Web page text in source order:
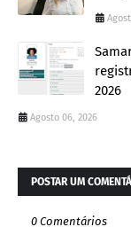
2026
Agosto 06, 2026
POSTAR UM
0 Comentários